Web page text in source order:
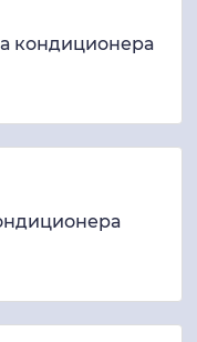
кондиционера